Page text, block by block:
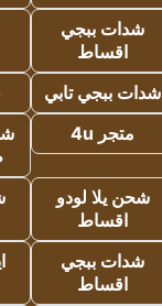
شدات ببجي
اقساط
شدات ببجي تابي
متجر 4u
شحن يلا لودو
اقساط
شدات ببجي
اقساط